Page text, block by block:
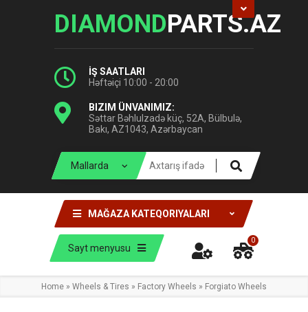
DIAMONDPARTS.AZ
İŞ SAATLARI
Həftəiçi 10:00 - 20:00
BIZIM ÜNVANIMIZ:
Səttar Bəhlulzadə küç, 52A, Bülbulə,
Bakı, AZ1043, Azərbaycan
MAĞAZA KATEQORIYALARI
Sayt menyusu
0
Home » Wheels & Tires » Factory Wheels » Forgiato Wheels